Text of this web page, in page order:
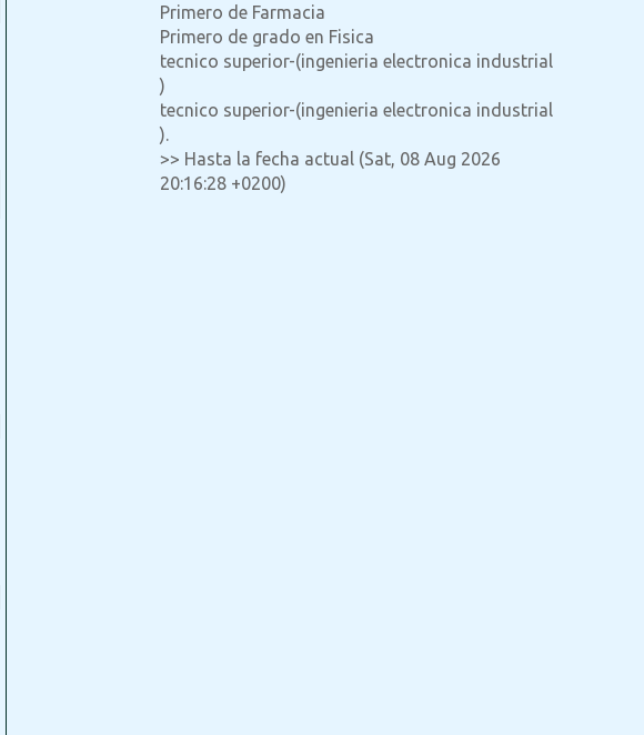
Primero de Farmacia
Primero de grado en Fisica
tecnico superior-(ingenieria electronica industrial
)
tecnico superior-(ingenieria electronica industrial
).
>> Hasta la fecha actual (Sat, 08 Aug 2026
20:16:28 +0200)